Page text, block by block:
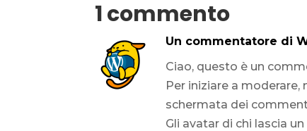
1 commento
Un commentatore di
Ciao, questo è un
Per iniziare a
schermata dei
Gli avatar di chi lascia